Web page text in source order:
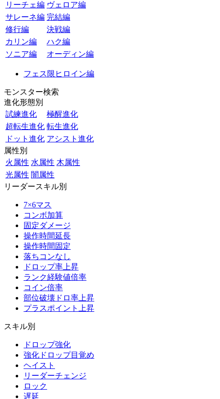
リーチェ編 ヴェロア編
サレーネ編 完結編
修行編
決戦編
カリン編
ハク編
ソニア編
オーディン編
フェス限ヒロイン編
モンスター検索
進化形態別
試練進化
極醒進化
超転生進化 転生進化
ドット進化 アシスト進化
属性別
火属性 水属性 木属性
光属性 闇属性
リーダースキル別
7×6マス
コンボ加算
固定ダメージ
操作時間延長
操作時間固定
落ちコンなし
ドロップ率上昇
ランク経験値倍率
コイン倍率
部位破壊ドロ率上昇
プラスポイント上昇
スキル別
ドロップ強化
強化ドロップ目覚め
ヘイスト
リーダーチェンジ
ロック
遅延